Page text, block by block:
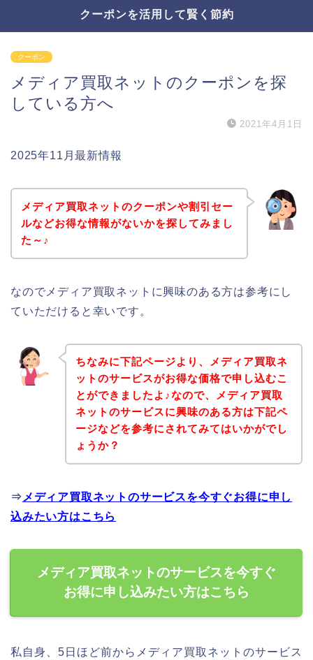
クーポンを活用して賢く節約
クーポン
メディア買取ネットのクーポンを探
している方へ
2021年4月1日
2025年11月最新情報
メディア買取ネットのクーポンや割引セー
ルなどお得な情報がないかを探してみまし
た～♪
なのでメディア買取ネットに興味のある方は参考にし
ていただけると幸いです。
ちなみに下記ページより、メディア買取ネ
ットのサービスがお得な価格で申し込むこ
とができましたよ♪なので、メディア買取
ネットのサービスに興味のある方は下記ペ
ージなどを参考にされてみてはいかがでし
ょうか？
⇒ メディア買取ネットのサービスを今すぐお得に申し
込みたい方はこちら
メディア買取ネットのサービスを今すぐ
お得に申し込みたい方はこちら
私自身、5日ほど前からメディア買取ネットのサービス